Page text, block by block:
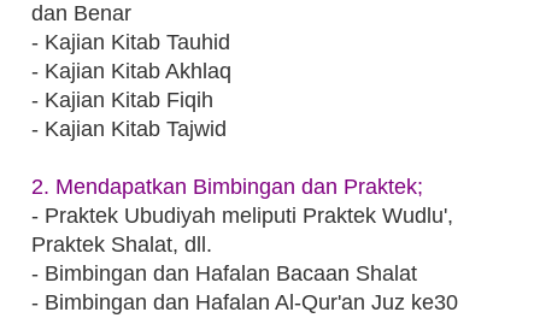
dan Benar
- Kajian Kitab Tauhid
- Kajian Kitab Akhlaq
- Kajian Kitab Fiqih
- Kajian Kitab Tajwid
2. Mendapatkan Bimbingan dan Praktek;
- Praktek Ubudiyah meliputi Praktek Wudlu',
Praktek Shalat, dll.
- Bimbingan dan Hafalan Bacaan Shalat
- Bimbingan dan Hafalan Al-Qur'an Juz ke30